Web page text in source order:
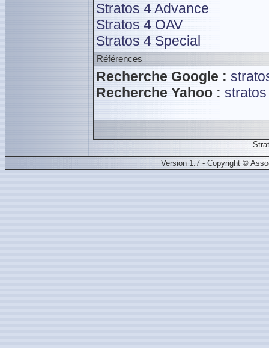
Stratos 4 Advance
Stratos 4 OAV
Stratos 4 Special
Références
Recherche Google :
Recherche Yahoo :
Version 1.7 - Copyright ©